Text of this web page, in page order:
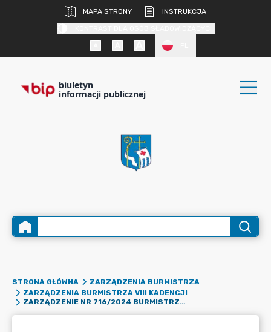
MAPA STRONY
INSTRUKCJA
biuletyn
informacji publicznej
STRONA GŁÓWNA
ZARZĄDZENIA BURMISTRZA
ZARZĄDZENIA BURMISTRZA VIII KADENCJI
ZARZĄDZENIE NR 716/2024 BURMISTRZA MIASTA PUŁTUSK Z DNIA 5 MARCA 2024 R. W SPRAWIE ZACIĄGNIĘCIA POŻYCZKI KRÓTKOTERMINOWEJ W BANKU GOSPODARSTWA KRAJOWEGO NA WYPRZEDZAJĄCE FINANSOWANIE DZIAŁAŃ FINANSOWANYCH ZE ŚRODKÓW POCHODZĄCYCH Z EUROPEJSKIEGO FUNDUSZU ROLNEGO